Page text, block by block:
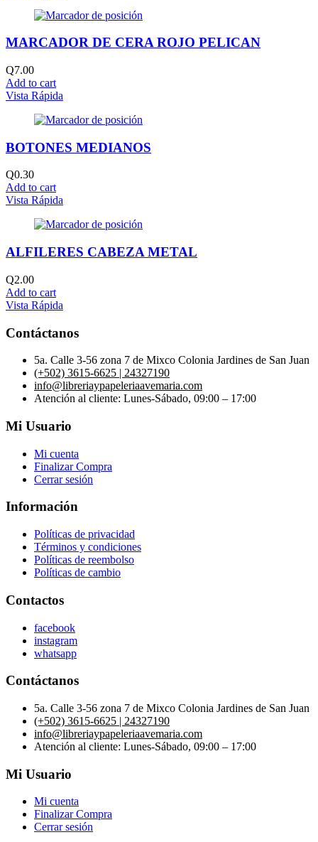
MARCADOR DE CERA ROJO PELICAN
Q7.00
Add to cart
Vista Rápida
BOTONES MEDIANOS
Q0.30
Add to cart
Vista Rápida
ALFILERES CABEZA METAL
Q2.00
Add to cart
Vista Rápida
Contáctanos
5a. Calle 3-56 zona 7 de Mixco Colonia Jardines de San Juan
(+502) 3615-6625 | 24327190
info@libreriaypapeleriaavemaria.com
Atención al cliente: Lunes-Sábado, 09:00 – 17:00
Mi Usuario
Mi cuenta
Finalizar Compra
Cerrar sesión
Información
Políticas de privacidad
Términos y condiciones
Políticas de reembolso
Políticas de cambio
Contactos
facebook
instagram
whatsapp
Contáctanos
5a. Calle 3-56 zona 7 de Mixco Colonia Jardines de San Juan
(+502) 3615-6625 | 24327190
info@libreriaypapeleriaavemaria.com
Atención al cliente: Lunes-Sábado, 09:00 – 17:00
Mi Usuario
Mi cuenta
Finalizar Compra
Cerrar sesión